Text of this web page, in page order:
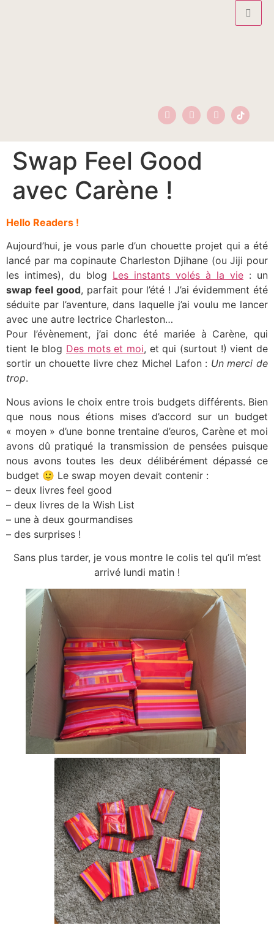
Swap Feel Good
avec Carène !
Hello Readers !
Aujourd’hui, je vous parle d’un chouette projet qui a été
lancé par ma copinaute Charleston Djihane (ou Jiji pour
les intimes), du blog Les instants volés à la vie : un
swap feel good, parfait pour l’été ! J’ai évidemment été
séduite par l’aventure, dans laquelle j’ai voulu me lancer
avec une autre lectrice Charleston…
Pour l’évènement, j’ai donc été mariée à Carène, qui
tient le blog Des mots et moi, et qui (surtout !) vient de
sortir un chouette livre chez Michel Lafon : Un merci de
trop.
Nous avions le choix entre trois budgets différents. Bien
que nous nous étions mises d’accord sur un budget
« moyen » d’une bonne trentaine d’euros, Carène et moi
avons dû pratiqué la transmission de pensées puisque
nous avons toutes les deux délibérément dépassé ce
budget 🙂 Le swap moyen devait contenir :
– deux livres feel good
– deux livres de la Wish List
– une à deux gourmandises
– des surprises !
Sans plus tarder, je vous montre le colis tel qu’il m’est
arrivé lundi matin !